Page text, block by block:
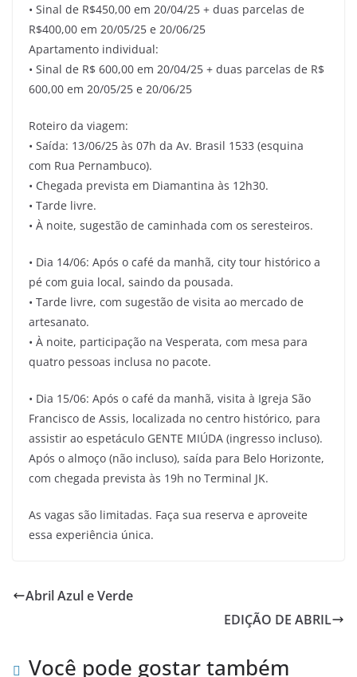
• Sinal de R$450,00 em 20/04/25 + duas parcelas de
R$400,00 em 20/05/25 e 20/06/25
Apartamento individual:
• Sinal de R$ 600,00 em 20/04/25 + duas parcelas de R$
600,00 em 20/05/25 e 20/06/25
Roteiro da viagem:
• Saída: 13/06/25 às 07h da Av. Brasil 1533 (esquina
com Rua Pernambuco).
• Chegada prevista em Diamantina às 12h30.
• Tarde livre.
• À noite, sugestão de caminhada com os seresteiros.
• Dia 14/06: Após o café da manhã, city tour histórico a
pé com guia local, saindo da pousada.
• Tarde livre, com sugestão de visita ao mercado de
artesanato.
• À noite, participação na Vesperata, com mesa para
quatro pessoas inclusa no pacote.
• Dia 15/06: Após o café da manhã, visita à Igreja São
Francisco de Assis, localizada no centro histórico, para
assistir ao espetáculo GENTE MIÚDA (ingresso incluso).
Após o almoço (não incluso), saída para Belo Horizonte,
com chegada prevista às 19h no Terminal JK.
As vagas são limitadas. Faça sua reserva e aproveite
essa experiência única.
Abril Azul e Verde
EDIÇÃO DE ABRIL
Você pode gostar também